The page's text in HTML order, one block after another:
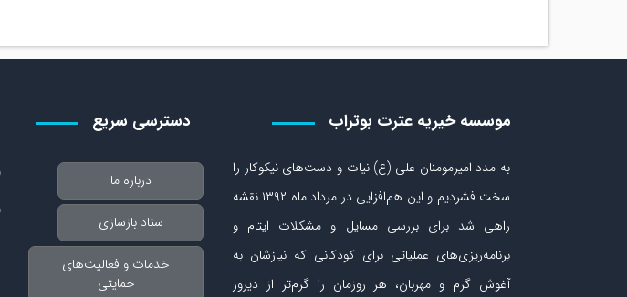
موسسه خیریه عترت بوتراب
به مدد امیرمومنان علی (ع) نیات و دست‏‌های نیکوکار را
سخت فشردیم و این هم‌افزایی در مرداد ماه ۱۳۹۲ نقشه
راهی شد برای بررسی مسایل و مشکلات ایتام و
برنامه‌ریزی‏‌های عملیاتی برای کودکانی که نیازشان به
آغوش گرم و مهربان، هر روزمان را گرم‌تر از دیروز
دسترسی سریع
درباره ما
ستاد بازسازی
خدمات و فعالیت‌های
حمایتی